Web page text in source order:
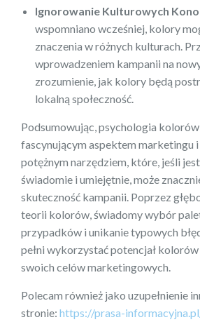
Ignorowanie Kulturowych
wspomniano wcześniej, kolory
znaczenia w różnych kulturach.
wprowadzeniem kampanii na
zrozumienie, jak kolory będą
lokalną społeczność.
Podsumowując, psychologia
fascynującym aspektem marketingu
potężnym narzędziem, które, jeśli
świadomie i umiejętnie, może
skuteczność kampanii. Poprzez
teorii kolorów, świadomy wybór
przypadków i unikanie typowych
pełni wykorzystać potencjał
swoich celów marketingowych.
Polecam również jako uzupełnienie
stronie: https://prasa-